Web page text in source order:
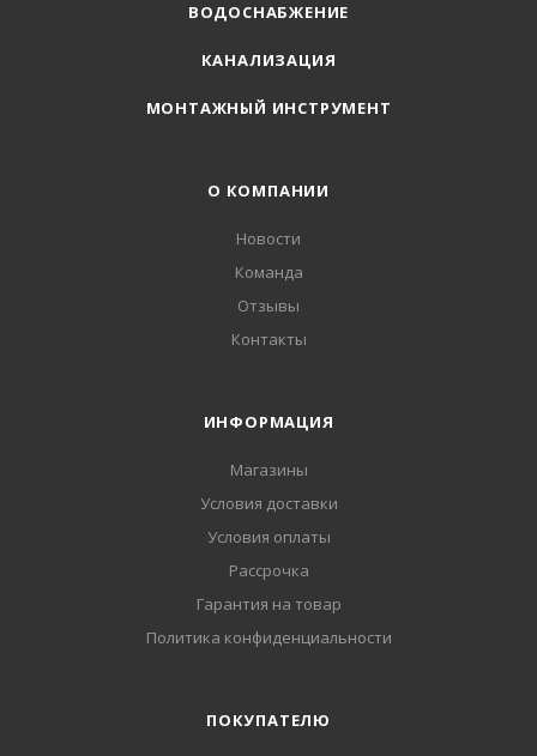
ВОДОСНАБЖЕНИЕ
КАНАЛИЗАЦИЯ
МОНТАЖНЫЙ ИНСТРУМЕНТ
О КОМПАНИИ
Новости
Команда
Отзывы
Контакты
ИНФОРМАЦИЯ
Магазины
Условия доставки
Условия оплаты
Рассрочка
Гарантия на товар
Политика конфиденциальности
ПОКУПАТЕЛЮ